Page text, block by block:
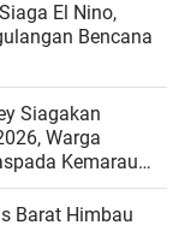
El Nino,
Bencana
Siagakan
Warga
Kemarau
Himbau